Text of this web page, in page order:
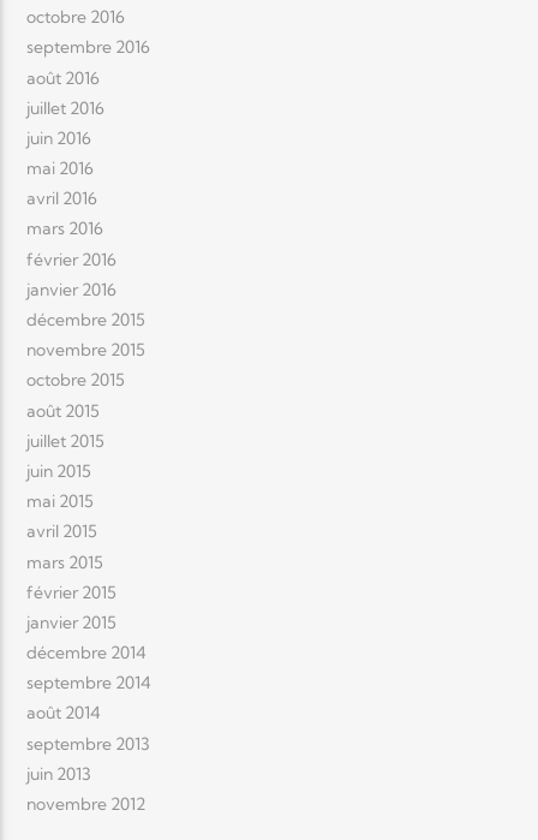
octobre 2016
septembre 2016
août 2016
juillet 2016
juin 2016
mai 2016
avril 2016
mars 2016
février 2016
janvier 2016
décembre 2015
novembre 2015
octobre 2015
août 2015
juillet 2015
juin 2015
mai 2015
avril 2015
mars 2015
février 2015
janvier 2015
décembre 2014
septembre 2014
août 2014
septembre 2013
juin 2013
novembre 2012